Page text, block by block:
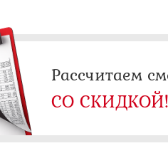
Рассчитаем
СО СКИДКОЙ!